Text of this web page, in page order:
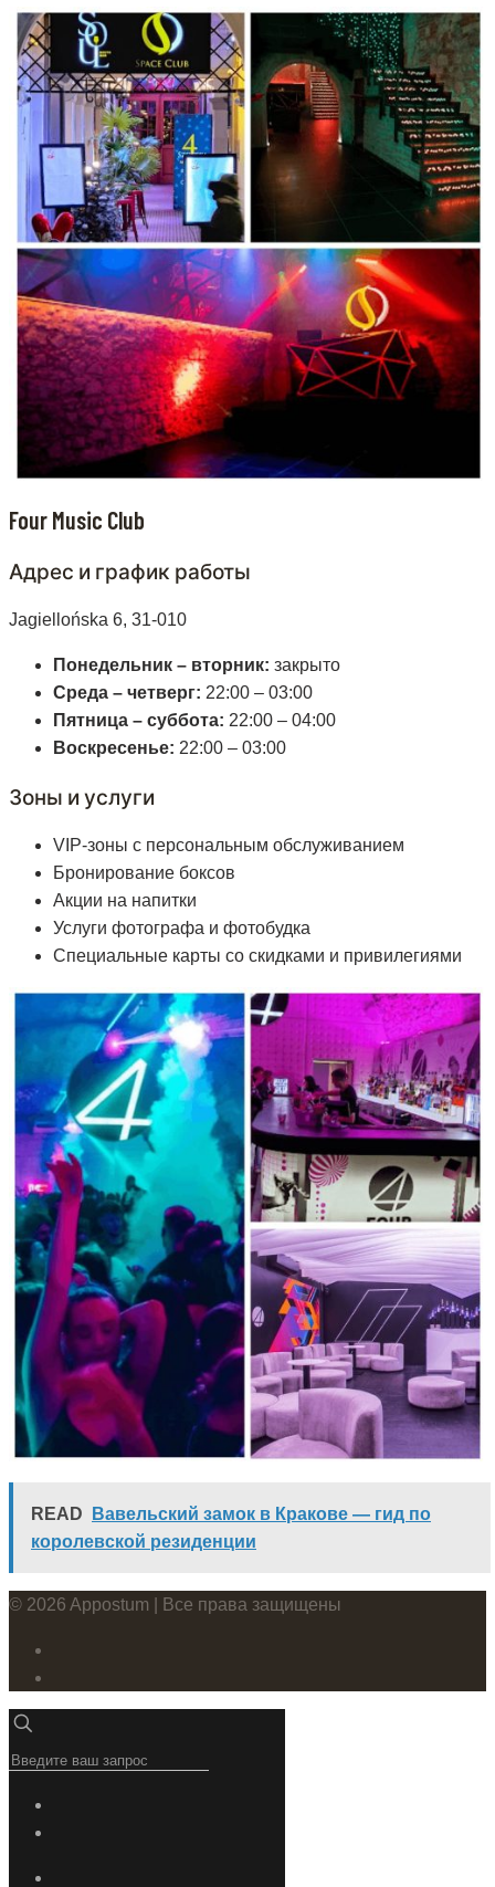
Four Music Club
Адрес и график работы
Jagiellońska 6, 31-010
Понедельник – вторник: закрыто
Среда – четверг: 22:00 – 03:00
Пятница – суббота: 22:00 – 04:00
Воскресенье: 22:00 – 03:00
Зоны и услуги
VIP-зоны с персональным обслуживанием
Бронирование боксов
Акции на напитки
Услуги фотографа и фотобудка
Специальные карты со скидками и привилегиями
READ
Вавельский замок в Кракове — гид по
королевской резиденции
© 2026 Appostum | Все права защищены